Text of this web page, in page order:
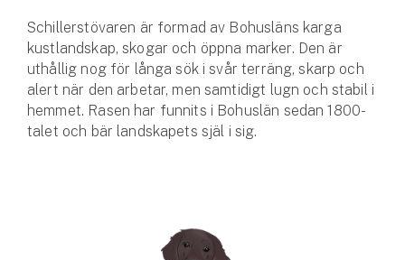
Schillerstövaren är formad av Bohusläns karga
kust­landskap, skogar och öppna marker. Den är
uthållig nog för långa sök i svår terräng, skarp och
alert när den arbetar, men samtidigt lugn och stabil i
hemmet. Rasen har funnits i Bohuslän sedan 1800-
talet och bär landskapets själ i sig.